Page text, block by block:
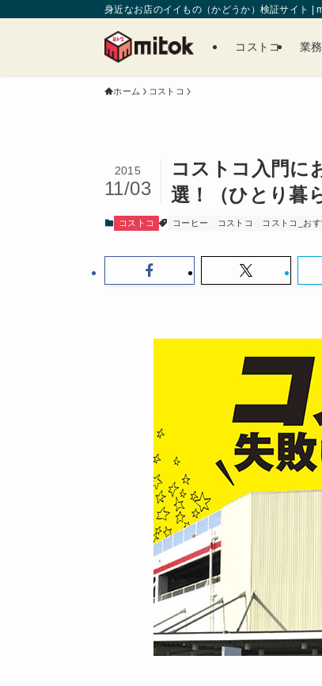
身近なお店のイイもの（かどうか）検証サイト |
コストコ 業
ホーム コストコ
コストコ入門に
選！（ひとり暮
2015
11/03
コストコ コーヒー コストコ コストコ_お